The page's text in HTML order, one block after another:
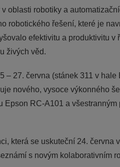
oblasti robotiky a
robotického řešení, které je
efektivitu a produktivitu v
živých věd.
– 27. června (stánek 311 v hale
nového, vysoce výkonného
Epson RC-A101 a všestranným
která se uskuteční 24. června
s novým kolaborativním